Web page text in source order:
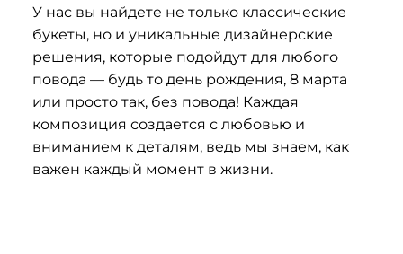
У нас вы найдете не только классические
букеты, но и уникальные дизайнерские
решения, которые подойдут для любого
повода — будь то день рождения, 8 марта
или просто так, без повода! Каждая
композиция создается с любовью и
вниманием к деталям, ведь мы знаем, как
важен каждый момент в жизни.